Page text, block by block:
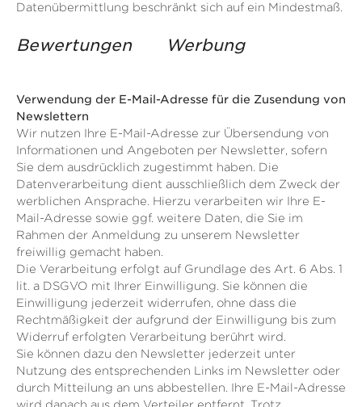
Datenübermittlung beschränkt sich auf ein Mindestmaß.
Bewertungen Werbung
Verwendung der E-Mail-Adresse für die Zusendung von
Newslettern
Wir nutzen Ihre E-Mail-Adresse zur Übersendung von
Informationen und Angeboten per Newsletter, sofern
Sie dem ausdrücklich zugestimmt haben. Die
Datenverarbeitung dient ausschließlich dem Zweck der
werblichen Ansprache. Hierzu verarbeiten wir Ihre E-
Mail-Adresse sowie ggf. weitere Daten, die Sie im
Rahmen der Anmeldung zu unserem Newsletter
freiwillig gemacht haben.
Die Verarbeitung erfolgt auf Grundlage des Art. 6 Abs. 1
lit. a DSGVO mit Ihrer Einwilligung. Sie können die
Einwilligung jederzeit widerrufen, ohne dass die
Rechtmäßigkeit der aufgrund der Einwilligung bis zum
Widerruf erfolgten Verarbeitung berührt wird.
Sie können dazu den Newsletter jederzeit unter
Nutzung des entsprechenden Links im Newsletter oder
durch Mitteilung an uns abbestellen. Ihre E-Mail-Adresse